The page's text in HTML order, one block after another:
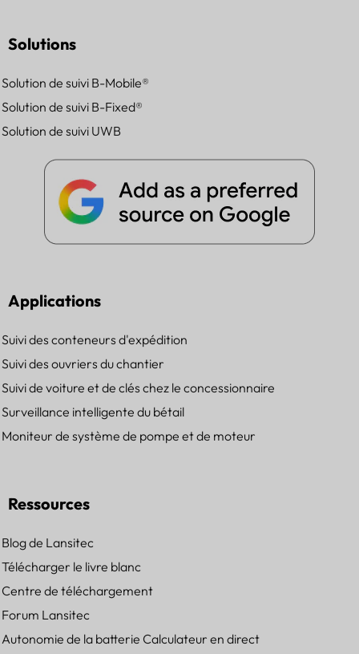
Solutions
Solution de suivi B-Mobile®
Solution de suivi B-Fixed®
Solution de suivi UWB
Applications
Suivi des conteneurs d'expédition
Suivi des ouvriers du chantier
Suivi de voiture et de clés chez le concessionnaire
Surveillance intelligente du bétail
Moniteur de système de pompe et de moteur
Ressources
Blog de Lansitec
Télécharger le livre blanc
Centre de téléchargement
Forum Lansitec
Autonomie de la batterie Calculateur en direct